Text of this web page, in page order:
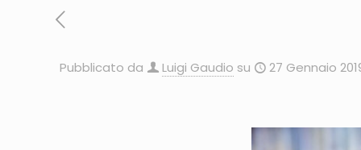
Pubblicato da Luigi Gaudio su 27 Gennaio